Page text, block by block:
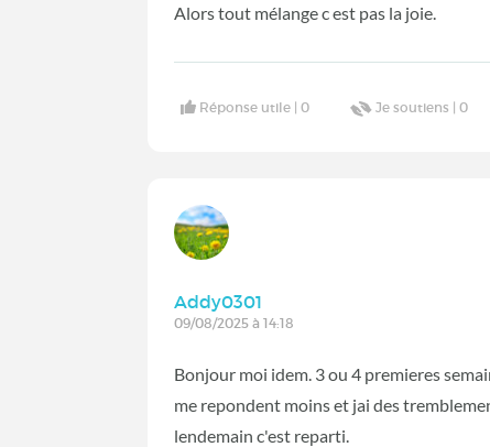
Alors tout mélange c est pas la joie.
Réponse utile |0 Je soutiens |0
Addy0301
09/08/2025 à 14:18
Bonjour moi idem. 3 ou 4 premieres
me repondent moins et jai des
lendemain c'est reparti.